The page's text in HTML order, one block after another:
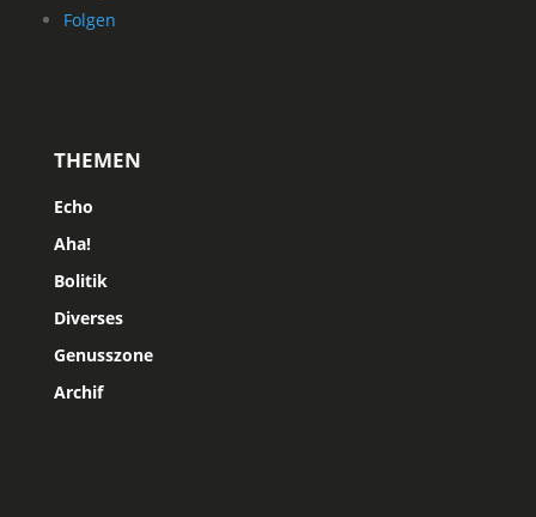
Folgen
THEMEN
Echo
Aha!
Bolitik
Diverses
Genusszone
Archif